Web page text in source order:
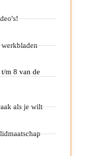
m 8 van de
als je wilt